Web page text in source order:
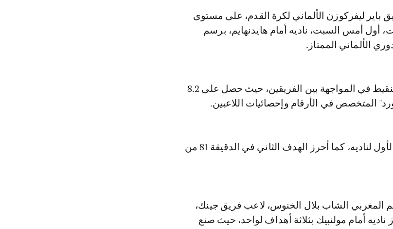
باير ليفركوزن الألماني لكرة القدم، على مستوى
أول أمس السبت، ناديه أمام هايدنهايم، برسم
ونال النجم المغربي أفضل تنقيط في المواجهة بين الفريقين، حيث حصل على 8.2
وكان عدلي قد صنع الهدف الأول لناديه، كما أحرز الهدف الثاني في الدقيقة 81 من
المغربي الشاب بلال الخنوس، لاعب فريق جينك،
أمام مولنبيك بثلاثة أهداف لواحد، حيث صنع